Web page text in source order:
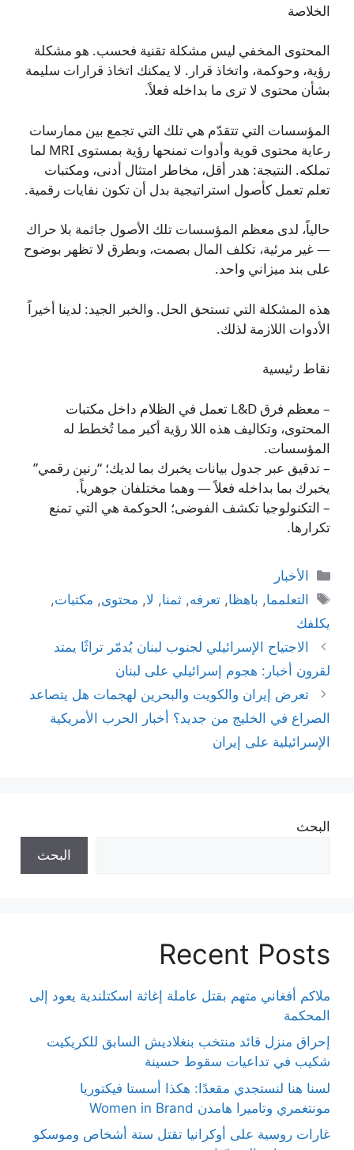
الخلاصة
المحتوى المخفي ليس مشكلة تقنية فحسب. هو مشكلة
رؤية، وحوكمة، واتخاذ قرار. لا يمكنك اتخاذ قرارات سليمة
بشأن محتوى لا ترى ما بداخله فعلاً.
المؤسسات التي تتقدّم هي تلك التي تجمع بين ممارسات
رعاية محتوى قوية وأدوات تمنحها رؤية بمستوى MRI لما
تملكه. النتيجة: هدر أقل، مخاطر امتثال أدنى، ومكتبات
تعلم تعمل كأصول استراتيجية بدل أن تكون نفايات رقمية.
حالياً، لدى معظم المؤسسات تلك الأصول جاثمة بلا حراك
— غير مرئية، تكلف المال بصمت، وبطرق لا تظهر بوضوح
على بند ميزاني واحد.
هذه المشكلة التي تستحق الحل. والخبر الجيد: لدينا أخيراً
الأدوات اللازمة لذلك.
نقاط رئيسية
– معظم فرق L&D تعمل في الظلام داخل مكتبات
المحتوى، وتكاليف هذه اللا رؤية أكبر مما تُخطط له
المؤسسات.
– تدقيق عبر جدول بيانات يخبرك بما لديك؛ “رنين رقمي”
يخبرك بما بداخله فعلاً — وهما مختلفان جوهرياً.
– التكنولوجيا تكشف الفوضى؛ الحوكمة هي التي تمنع
تكرارها.
التصنيفات
الأخبار
الوسوم
التعلمما, باهظا,تعرفه,ثمنا, لا, محتوى, مكتبات,
يكلفك
الاجتياح الإسرائيلي لجنوب لبنان يُدمّر تراثًا يمتد
لقرون أخبار: هجوم إسرائيلي على لبنان
تعرض إيران والكويت والبحرين لهجمات هل يتصاعد
الصراع في الخليج من جديد؟ أخبار الحرب الأمريكية
الإسرائيلية على إيران
البحث
البحث
Recent Posts
ملاكم أفغاني متهم بقتل عاملة إغاثة اسكتلندية يعود إلى
المحكمة
إحراق منزل قائد منتخب بنغلاديش السابق للكريكيت
شكيب في تداعيات سقوط حسينة
لسنا هنا لنستجدي مقعدًا: هكذا أسستا فيكتوريا
مونتغمري وتاميرا هامدن Women in Brand
غارات روسية على أوكرانيا تقتل ستة أشخاص وموسكو